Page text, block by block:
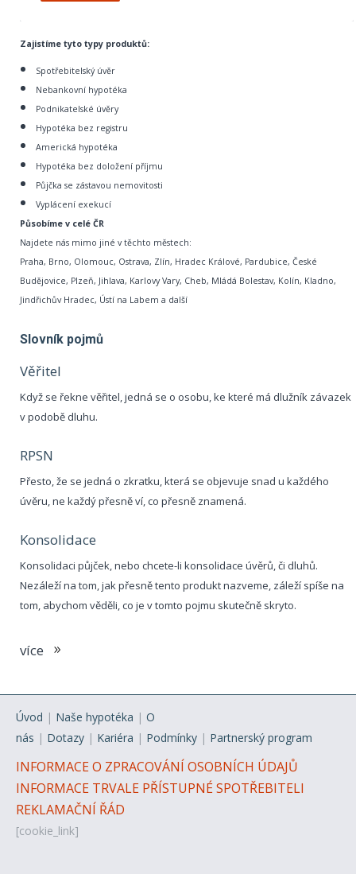
Zajistíme tyto typy produktů:
Spotřebitelský úvěr
Nebankovní hypotéka
Podnikatelské úvěry
Hypotéka bez registru
Americká hypotéka
Hypotéka bez doložení příjmu
Půjčka se zástavou nemovitosti
Vyplácení exekucí
Působíme v celé ČR
Najdete nás mimo jiné v těchto městech:
Praha, Brno, Olomouc, Ostrava, Zlín, Hradec Králové, Pardubice, České
Budějovice, Plzeň, Jihlava, Karlovy Vary, Cheb, Mládá Bolestav, Kolín, Kladno,
Jindřichův Hradec, Ústí na Labem a další
Slovník pojmů
Věřitel
Když se řekne věřitel, jedná se o osobu, ke které má dlužník závazek
v podobě dluhu.
RPSN
Přesto, že se jedná o zkratku, která se objevuje snad u každého
úvěru, ne každý přesně ví, co přesně znamená.
Konsolidace
Konsolidaci půjček, nebo chcete-li konsolidace úvěrů, či dluhů.
Nezáleží na tom, jak přesně tento produkt nazveme, záleží spíše na
tom, abychom věděli, co je v tomto pojmu skutečně skryto.
více
Úvod | Naše hypotéka | O
nás | Dotazy | Kariéra | Podmínky | Partnerský program
INFORMACE O ZPRACOVÁNÍ OSOBNÍCH ÚDAJŮ
INFORMACE TRVALE PŘÍSTUPNÉ SPOTŘEBITELI
REKLAMAČNÍ ŘÁD
[cookie_link]